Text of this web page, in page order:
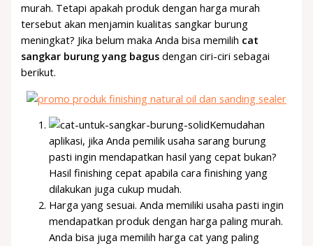
murah. Tetapi apakah produk dengan harga murah
tersebut akan menjamin kualitas sangkar burung
meningkat? Jika belum maka Anda bisa memilih cat
sangkar burung yang bagus dengan ciri-ciri sebagai
berikut.
Kemudahan
aplikasi, jika Anda pemilik usaha sarang burung
pasti ingin mendapatkan hasil yang cepat bukan?
Hasil finishing cepat apabila cara finishing yang
dilakukan juga cukup mudah.
Harga yang sesuai. Anda memiliki usaha pasti ingin
mendapatkan produk dengan harga paling murah.
Anda bisa juga memilih harga cat yang paling